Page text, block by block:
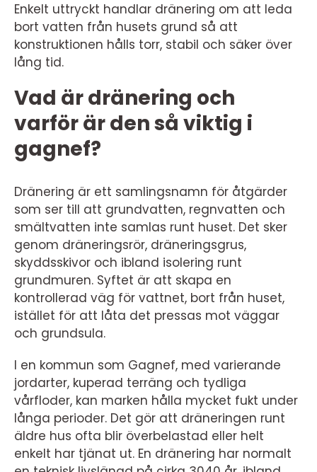
Enkelt uttryckt handlar dränering om att leda
bort vatten från husets grund så att
konstruktionen hålls torr, stabil och säker över
lång tid.
Vad är dränering och
varför är den så viktig i
gagnef?
Dränering är ett samlingsnamn för åtgärder
som ser till att grundvatten, regnvatten och
smältvatten inte samlas runt huset. Det sker
genom dräneringsrör, dräneringsgrus,
skyddsskivor och ibland isolering runt
grundmuren. Syftet är att skapa en
kontrollerad väg för vattnet, bort från huset,
istället för att låta det pressas mot väggar
och grundsula.
I en kommun som Gagnef, med varierande
jordarter, kuperad terräng och tydliga
vårfloder, kan marken hålla mycket fukt under
långa perioder. Det gör att dräneringen runt
äldre hus ofta blir överbelastad eller helt
enkelt har tjänat ut. En dränering har normalt